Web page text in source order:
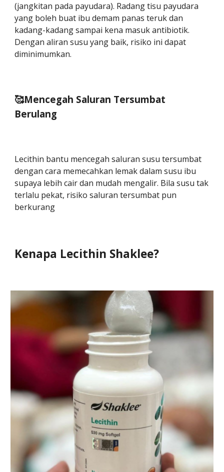
(jangkitan pada payudara). Radang tisu payudara
yang boleh buat ibu demam panas teruk dan
kadang-kadang sampai kena masuk antibiotik.
Dengan aliran susu yang baik, risiko ini dapat
diminimumkan.
🥰Mencegah Saluran Tersumbat
Berulang
Lecithin bantu mencegah saluran susu tersumbat
dengan cara memecahkan lemak dalam susu ibu
supaya lebih cair dan mudah mengalir. Bila susu tak
terlalu pekat, risiko saluran tersumbat pun
berkurang
Kenapa Lecithin Shaklee?